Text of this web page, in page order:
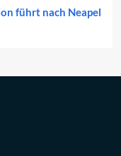
führt nach Neapel